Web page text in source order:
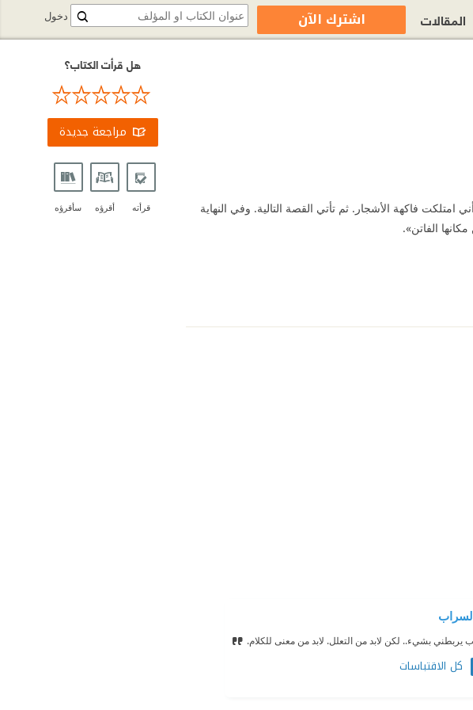
فاكهة الأشجار. ثم تأتي القصة التالية. وفي النهاية
الفاتن».
يربطني بشيء.. لكن لابد من التعلل. لابد من معنى للكلام.
كل الاقتباسات
هل قرأت الكتاب؟
مراجعة جديدة
قرأته أقرؤه سأقرؤه
دخول المقالات اشترك الآن